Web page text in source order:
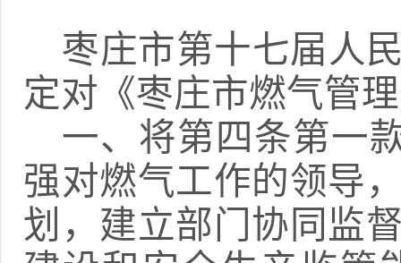
枣庄市第十七届人
定对《枣庄市燃气管
一、 将第四条第一
强对燃气工作的领导
划，建立部门协同监